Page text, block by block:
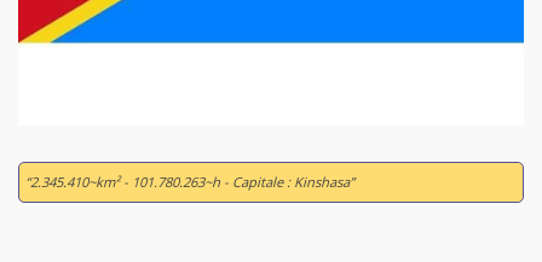
“2.345.410~km² - 101.780.263~h - Capitale : Kinshasa”